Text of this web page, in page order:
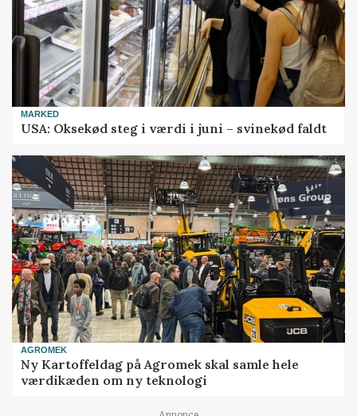
MARKED
USA: Oksekød steg i værdi i juni – svinekød faldt
AGROMEK
Ny Kartoffeldag på Agromek skal samle hele
værdikæden om ny teknologi